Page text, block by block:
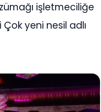
işletmeciliğe
yeni nesil adlı